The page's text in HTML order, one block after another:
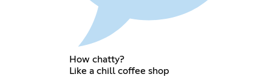
How chatty?
Like a chill coffee shop